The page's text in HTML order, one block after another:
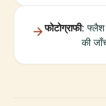
फोटोग्राफी: फ्लैश
की